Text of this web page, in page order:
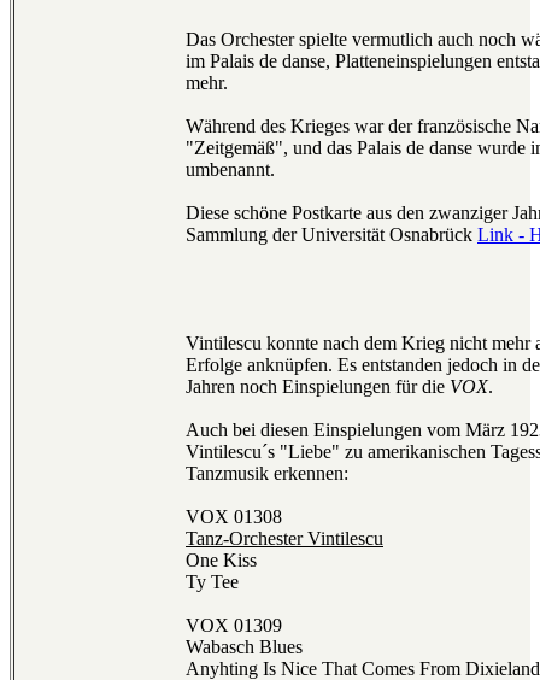
Das Orchester spielte vermutlich auch noch
im Palais de danse, Platteneinspielungen
mehr.
Während des Krieges war der französische
"Zeitgemäß", und das Palais de danse wurde
umbenannt.
Diese schöne Postkarte aus den zwanziger
Sammlung der Universität Osnabrück Link -
Vintilescu konnte nach dem Krieg nicht mehr
Erfolge anknüpfen. Es entstanden jedoch in
Jahren noch Einspielungen für die VOX.
Auch bei diesen Einspielungen vom März
Vintilescu´s "Liebe" zu amerikanischen
Tanzmusik erkennen:
VOX 01308
Tanz-Orchester Vintilescu
One Kiss
Ty Tee
VOX 01309
Wabasch Blues
Anyhting Is Nice That Comes From Dixieland